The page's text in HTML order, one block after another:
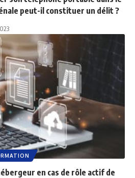
peut-il constituer un délit ?
en cas de rôle actif de